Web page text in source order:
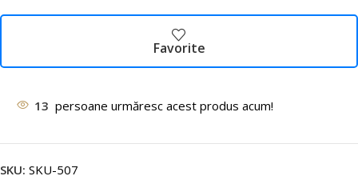
Favorite
13 persoane urmăresc acest produs acum!
SKU: SKU-507